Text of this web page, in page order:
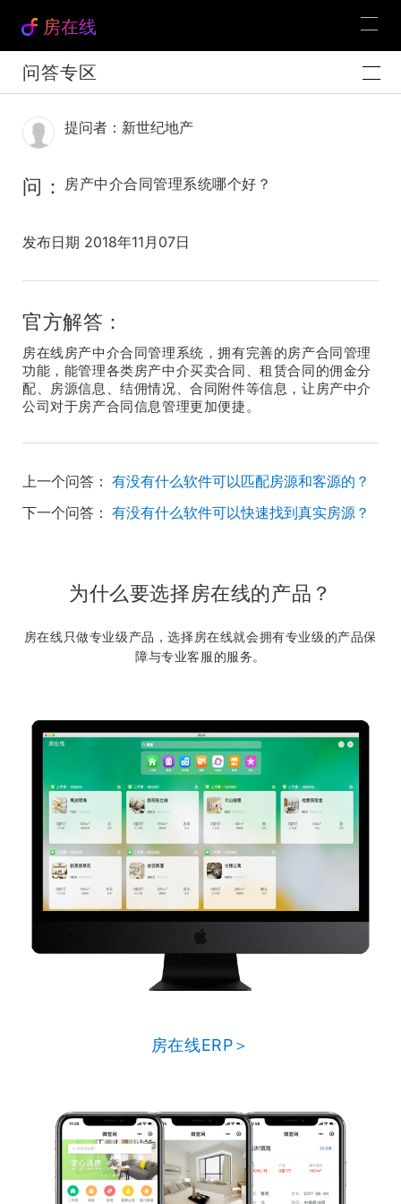
房在线
问答专区
提问者：新世纪地产
问： 房产中介合同管理系统哪个好？
发布日期 2018年11月07日
官方解答：
房在线房产中介合同管理系统，拥有完善的房产合同管理
功能，能管理各类房产中介买卖合同、租赁合同的佣金分
配、房源信息、结佣情况、合同附件等信息，让房产中介
公司对于房产合同信息管理更加便捷。
上一个问答： 有没有什么软件可以匹配房源和客源的？
下一个问答： 有没有什么软件可以快速找到真实房源？
为什么要选择房在线的产品？
房在线只做专业级产品，选择房在线就会拥有专业级的产品保
障与专业客服的服务。
房在线ERP＞